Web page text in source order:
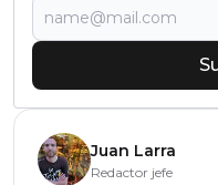
Juan Larra
Redactor jefe